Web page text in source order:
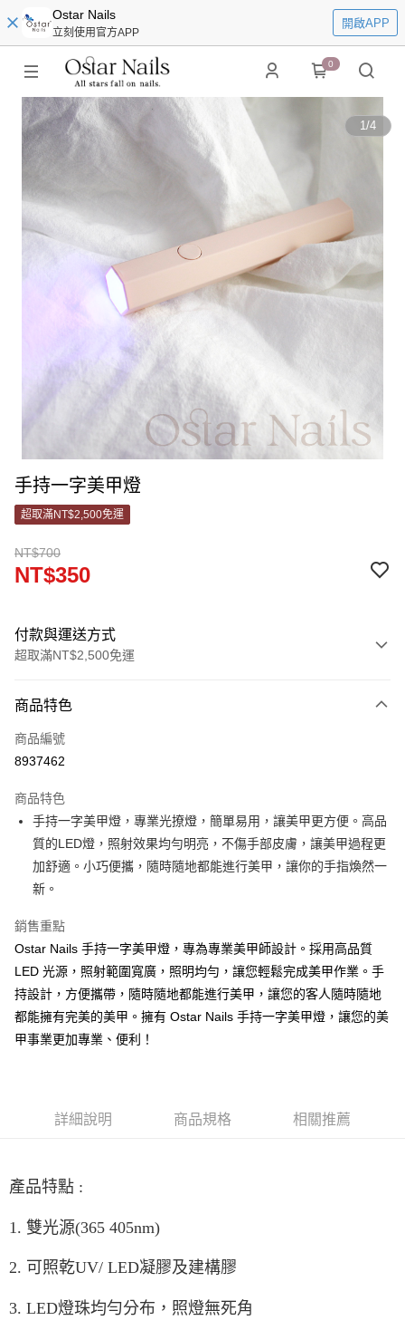
Ostar Nails
立刻使用官方APP
開啟APP
0
1/4
手持一字美甲燈
超取滿NT$2,500免運
NT$700
NT$350
付款與運送方式
超取滿NT$2,500免運
信用卡一次付款
信用卡分期付款
合作金庫商業銀行
華南商業銀行
彰化商業銀行
上海商業儲蓄銀行
台北富邦商業銀行
國泰世華商業銀行
兆豐國際商業銀行
臺灣中小企業銀行
聯邦商業銀行
元大商業銀行
永豐商業銀行
台新國際商業銀行
中國信託商業銀行
台灣樂天信用卡公司
超商取貨付款
LINE Pay
Apple Pay
悠遊付
AFTEE先享後付
相關說明
【關於「AFTEE先享後付」】
AFTEE先享後付是「在收到商品之後才付款」的支付方式。 讓您購物簡單
２．訂單成立數日內，您將收到繳費通知簡訊。
ATM／網路銀行／等多元方式進行付款，方視為交易完成。
※ 請注意：結帳手續完成當下不需立刻繳費，但若您需要取消訂單，請聯絡
後付繳納相關費用。
是否繳費成功／繳費後需取消欲退款等相關疑問，請聯繫「AFTEE先享後付
客戶支援中心」 https://netprotections.freshdesk.com/support/home
ATM付款
全家取貨付款
每筆NT$70，滿NT$2,500(含以上)免運費
7-11取貨付款
每筆NT$70，滿NT$2,500(含以上)免運費
商品特色
商品編號
8937462
商品特色
手持一字美甲燈，專業光撩燈，簡單易用，讓美甲更方便。高品
質的LED燈，照射效果均勻明亮，不傷手部皮膚，讓美甲過程更
加舒適。小巧便攜，隨時隨地都能進行美甲，讓你的手指煥然一
新。
銷售重點
Ostar Nails 手持一字美甲燈，專為專業美甲師設計。採用高品質
LED 光源，照射範圍寬廣，照明均勻，讓您輕鬆完成美甲作業。手
持設計，方便攜帶，隨時隨地都能進行美甲，讓您的客人隨時隨地
都能擁有完美的美甲。擁有 Ostar Nails 手持一字美甲燈，讓您的美
甲事業更加專業、便利！
詳細說明 商品規格 相關推薦
產品特點 :
1. 雙光源(365 405nm)
2. 可照乾UV/ LED凝膠及建構膠
3. LED燈珠均勻分布，照燈無死角